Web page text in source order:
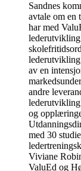
Sandnes
avtale om en
har med
lederutvikling
av en
andre
og
med 30
Viviane
ValuEd og